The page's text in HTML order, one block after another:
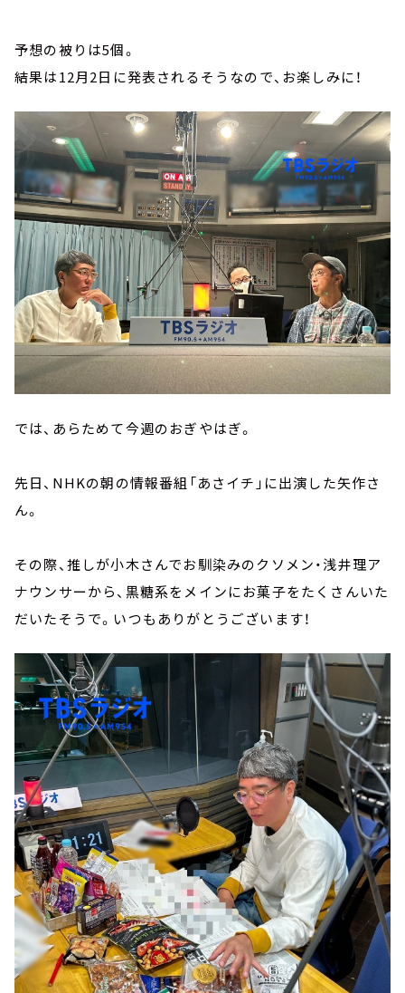
予想の被りは5個。
結果は12月2日に発表されるそうなので、お楽しみに！
では、あらためて今週のおぎやはぎ。
先日、NHKの朝の情報番組「あさイチ」に出演した矢作さ
ん。
その際、推しが小木さんでお馴染みのクソメン・浅井理ア
ナウンサーから、黒糖系をメインにお菓子をたくさんいた
だいたそうで。いつもありがとうございます！